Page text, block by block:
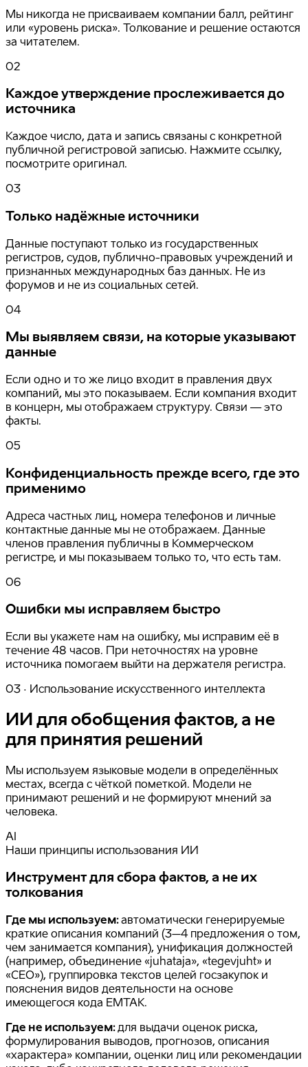
Мы никогда не присваиваем компании балл, рейтинг
или «уровень риска». Толкование и решение остаются
за читателем.
02
Каждое утверждение прослеживается до
источника
Каждое число, дата и запись связаны с конкретной
публичной регистровой записью. Нажмите ссылку,
посмотрите оригинал.
03
Только надёжные источники
Данные поступают только из государственных
регистров, судов, публично-правовых учреждений и
признанных международных баз данных. Не из
форумов и не из социальных сетей.
04
Мы выявляем связи, на которые указывают
данные
Если одно и то же лицо входит в правления двух
компаний, мы это показываем. Если компания входит
в концерн, мы отображаем структуру. Связи — это
факты.
05
Конфиденциальность прежде всего, где это
применимо
Адреса частных лиц, номера телефонов и личные
контактные данные мы не отображаем. Данные
членов правления публичны в Коммерческом
регистре, и мы показываем только то, что есть там.
06
Ошибки мы исправляем быстро
Если вы укажете нам на ошибку, мы исправим её в
течение 48 часов. При неточностях на уровне
источника помогаем выйти на держателя регистра.
03 · Использование искусственного интеллекта
ИИ для обобщения фактов, а не
для принятия решений
Мы используем языковые модели в определённых
местах, всегда с чёткой пометкой. Модели не
принимают решений и не формируют мнений за
человека.
AI
Наши принципы использования ИИ
Инструмент для сбора фактов, а не их
толкования
Где мы используем:автоматически генерируемые
краткие описания компаний (3–4 предложения о том,
чем занимается компания), унификация должностей
(например, объединение «juhataja», «tegevjuht» и
«CEO»), группировка текстов целей госзакупок и
пояснения видов деятельности на основе
имеющегося кода EMTAK.
Где не используем:для выдачи оценок риска,
формулирования выводов, прогнозов, описания
«характера» компании, оценки лиц или рекомендации